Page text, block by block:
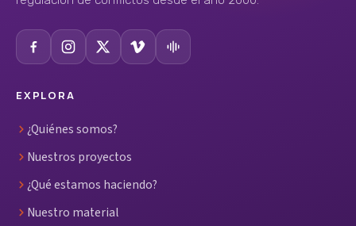
EXPLORA
¿Quiénes somos?
Nuestros proyectos
¿Qué estamos haciendo?
Nuestro material